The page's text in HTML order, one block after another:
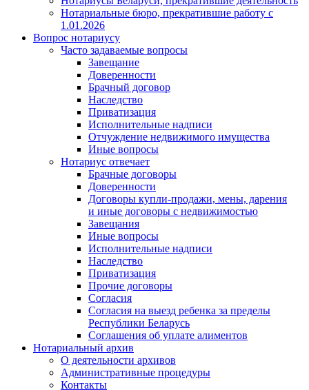
Нотариальные бюро, прекратившие работу с
1.01.2026
Вопрос нотариусу
Часто задаваемые вопросы
Завещание
Доверенности
Брачный договор
Наследство
Приватизация
Исполнительные надписи
Отчуждение недвижимого имущества
Иные вопросы
Нотариус отвечает
Брачные договоры
Доверенности
Договоры купли-продажи, мены, дарения
и иные договоры с недвижимостью
Завещания
Иные вопросы
Исполнительные надписи
Наследство
Приватизация
Прочие договоры
Согласия
Согласия на выезд ребенка за пределы
Республики Беларусь
Соглашения об уплате алиментов
Нотариальный архив
О деятельности архивов
Административные процедуры
Контакты